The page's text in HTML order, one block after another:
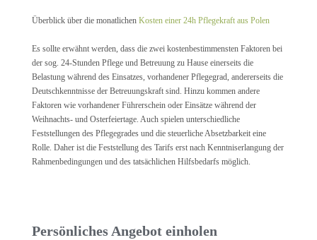
Überblick über die monatlichen Kosten einer 24h Pflegekraft aus Polen
Es sollte erwähnt werden, dass die zwei kostenbestimmensten Faktoren bei
der sog. 24-Stunden Pflege und Betreuung zu Hause einerseits die
Belastung während des Einsatzes, vorhandener Pflegegrad, andererseits die
Deutschkenntnisse der Betreuungskraft sind. Hinzu kommen andere
Faktoren wie vorhandener Führerschein oder Einsätze während der
Weihnachts- und Osterfeiertage. Auch spielen unterschiedliche
Feststellungen des Pflegegrades und die steuerliche Absetzbarkeit eine
Rolle. Daher ist die Feststellung des Tarifs erst nach Kenntniserlangung der
Rahmenbedingungen und des tatsächlichen Hilfsbedarfs möglich.
Persönliches Angebot einholen